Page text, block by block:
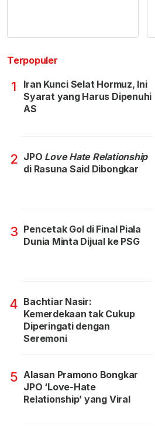
Terpopuler
1
Iran Kunci Selat Hormuz, Ini
Syarat yang Harus Dipenuhi
AS
2 JPO Love Hate Relationship
di Rasuna Said Dibongkar
3 Pencetak Gol di Final Piala
Dunia Minta Dijual ke PSG
4 Bachtiar Nasir:
Kemerdekaan tak Cukup
Diperingati dengan
Seremoni
5 Alasan Pramono Bongkar
JPO ‘Love-Hate
Relationship’ yang Viral